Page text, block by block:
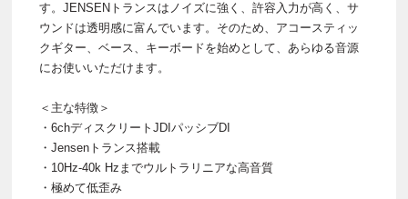
す。JENSENトランスはノイズに強く、許容入力が高く、サ
ウンドは透明感に富んでいます。そのため、アコースティッ
クギター、ベース、キーボードを始めとして、あらゆる音源
にお使いいただけます。
＜主な特徴＞
・6chディスクリートJDIパッシブDI
・Jensenトランス搭載
・10Hz-40k Hzまでウルトラリニアな高音質
・極めて低歪み